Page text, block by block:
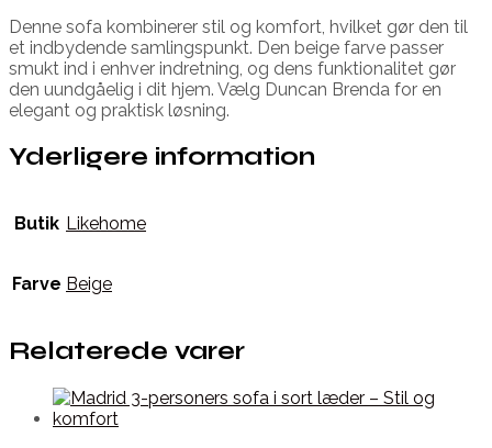
Denne sofa kombinerer stil og komfort, hvilket gør den til
et indbydende samlingspunkt. Den beige farve passer
smukt ind i enhver indretning, og dens funktionalitet gør
den uundgåelig i dit hjem. Vælg Duncan Brenda for en
elegant og praktisk løsning.
Yderligere information
Butik Likehome
Farve Beige
Relaterede varer